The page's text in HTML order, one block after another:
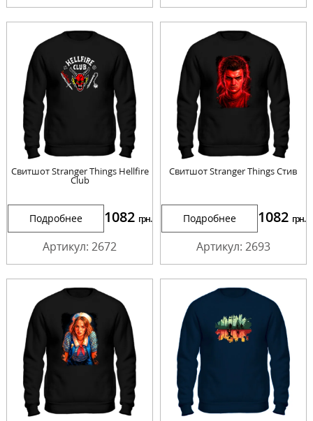
Свитшот Stranger Things Hellfire
Club
Подробнее 1082 грн.
Артикул: 2672
Свитшот Stranger Things Стив
Подробнее 1082 грн.
Артикул: 2693